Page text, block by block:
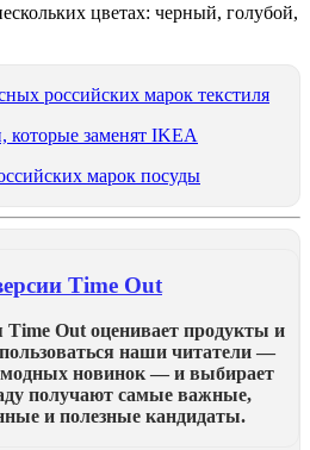
цветах: черный, голубой,
российских марок текстиля
которые заменят IKEA
марок посуды
Time Out
Out оценивает продукты и
наши читатели —
модных новинок — и выбирает
получают самые важные,
и полезные кандидаты.